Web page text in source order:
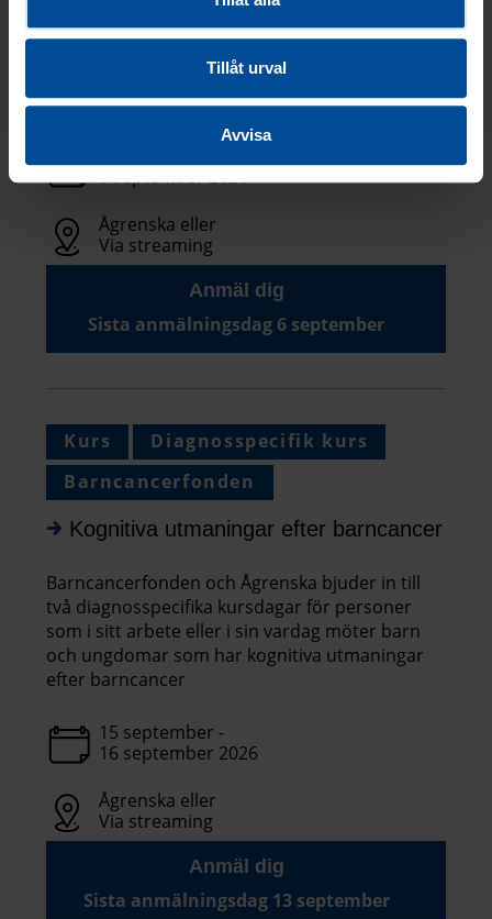
Tillåt urval
Avvisa
Två diagnosspecifika kursdagar för personer
som i sitt arbete eller i sin vardag möter barn
eller ungdomar med Rubinstein-Taybis
syndrom.
9 september 2026
Ågrenska eller
Via streaming
Anmäl dig
Sista anmälningsdag 6 september
Kurs
Diagnosspecifik kurs
Barncancerfonden
Kognitiva utmaningar efter barncancer
Barncancerfonden och Ågrenska bjuder in till
två diagnosspecifika kursdagar för personer
som i sitt arbete eller i sin vardag möter barn
och ungdomar som har kognitiva utmaningar
efter barncancer
15 september -
16 september 2026
Ågrenska eller
Via streaming
Anmäl dig
Sista anmälningsdag 13 september